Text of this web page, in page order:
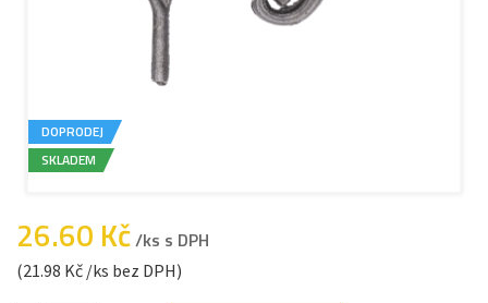
DOPRODEJ
SKLADEM
26.60 Kč/ks s DPH
(21.98 Kč /ks bez DPH)